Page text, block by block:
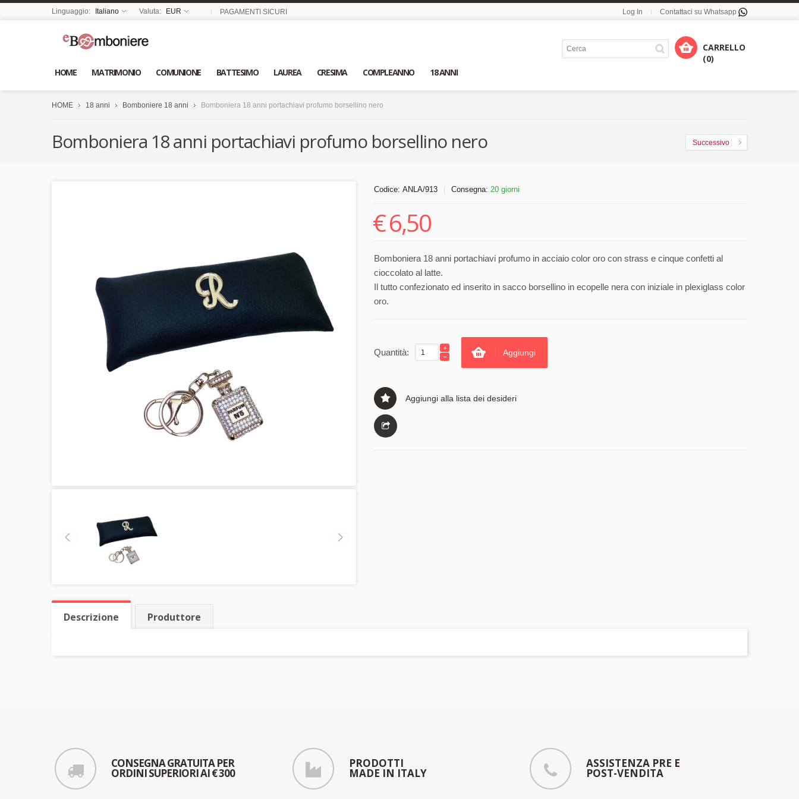
Linguaggio: Italiano Valuta: EUR PAGAMENTI SICURI Log In Contattaci su Whatsapp
HOME MATRIMONIO COMUNIONE BATTESIMO LAUREA CRESIMA COMPLEANNO 18 ANNI
CARRELLO
(0)
HOME 18 anni Bomboniere 18 anni Bomboniera 18 anni portachiavi profumo borsellino nero
Successivo
Bomboniera 18 anni portachiavi profumo borsellino nero
Codice: ANLA/913 Consegna: 20 giorni
€6,50
Bomboniera 18 anni portachiavi profumo in acciaio color oro con strass e cinque confetti al
cioccolato al latte.
Il tutto confezionato ed inserito in sacco borsellino in ecopelle nera con iniziale in plexiglass color
oro.
Quantità: Aggiungi
Aggiungi alla lista dei desideri
Descrizione Produttore
CONSEGNA GRATUITA PER
ORDINI SUPERIORI AI € 300
PRODOTTI
MADE IN ITALY
ASSISTENZA PRE E
POST-VENDITA